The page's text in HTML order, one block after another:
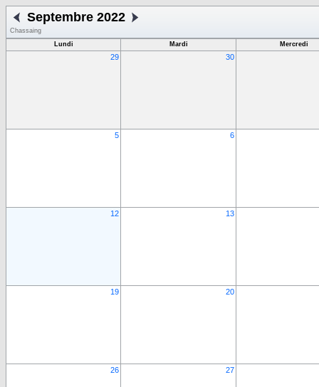
Septembre 2022
Chassaing
Lundi
Mardi Mercredi
29 30
5 6
12 13
19 20
26 27